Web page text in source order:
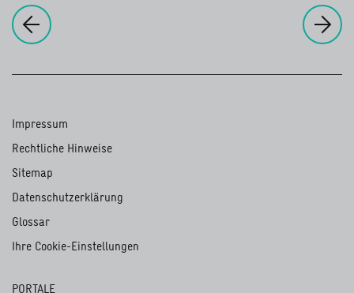
Impressum
Rechtliche Hinweise
Sitemap
Datenschutzerklärung
Glossar
Ihre Cookie-Einstellungen
PORTALE